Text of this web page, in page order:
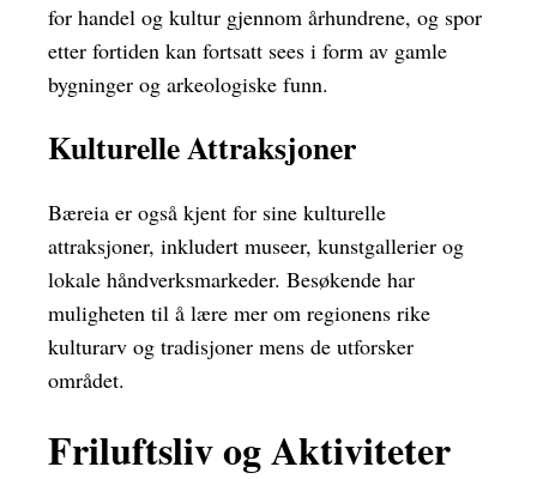
for handel og kultur gjennom århundrene, og spor
etter fortiden kan fortsatt sees i form av gamle
bygninger og arkeologiske funn.
Kulturelle Attraksjoner
Bæreia er også kjent for sine kulturelle
attraksjoner, inkludert museer, kunstgallerier og
lokale håndverksmarkeder. Besøkende har
muligheten til å lære mer om regionens rike
kulturarv og tradisjoner mens de utforsker
området.
Friluftsliv og Aktiviteter